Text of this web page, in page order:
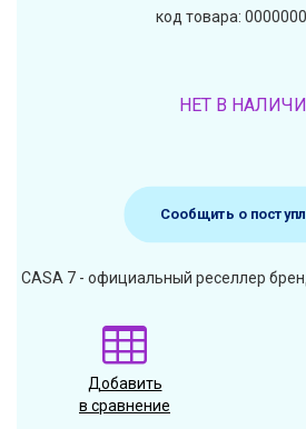
код товара:
НЕТ В
Сообщить о
CASA 7 - официальный реселлер
Добавить
в сравнение